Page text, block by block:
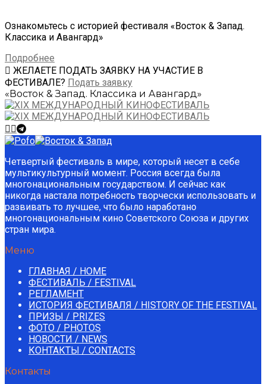
Ознакомьтесь с историей фестиваля «Восток & Запад.
Классика и Авангард»
Подробнее
ЖЕЛАЕТЕ ПОДАТЬ ЗАЯВКУ НА УЧАСТИЕ В
ФЕСТИВАЛЕ? Подать заявку
«Восток & Запад. Классика и Авангард»
Четвертый фестиваль в мире, который несет в себе
мультикультурный момент. Россия всегда была
многонациональным государством. И сейчас как
никогда настала потребность творчески использовать и
развивать то лучшее, что было наработано
многонациональным кино Советского Союза и других
стран мира.
Меню
ГЛАВНАЯ / HOME
ФЕСТИВАЛЬ / FESTIVAL
РЕГЛАМЕНТ
ИСТОРИЯ ФЕСТИВАЛЯ / HISTORY OF THE FESTIVAL
ПРИЗЫ / PRIZES
ФОТО / PHOTOS
НОВОСТИ / NEWS
КОНТАКТЫ / СONTACTS
Контакты